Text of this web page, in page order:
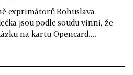
exprimátorů Bohuslava
jsou podle soudu vinni, že
na kartu Opencard....